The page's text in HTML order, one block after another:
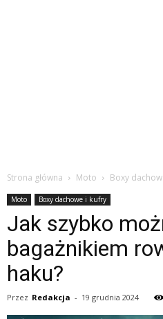
Strona główna Moto Boxy
Moto Boxy dachowe i kufry
Jak szybko
bagażnikiem
haku?
Przez Redakcja - 19 grudnia 2024